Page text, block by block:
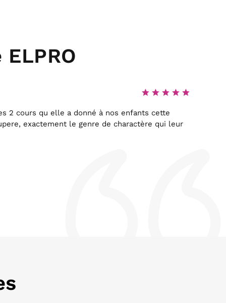
2 cours qu elle a donné à nos enfants cette
exactement le genre de charactère qui leur